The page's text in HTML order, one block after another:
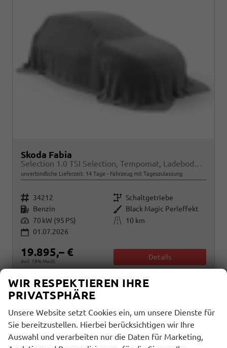
Skoda Fabia
Selection 1.0 TSI Selection, Tempomat, Ladeboden, Park, Winterpaket, SmartLink, 4-J Garantie
unverbindliche Lieferzeit: 14 Tage Fahrzeug mit Tageszulassung
Fahrzeugnr. 34212 Getriebe Schaltgetriebe
Kraftstoff Benzin Außenfarbe Black Magic Perleffekt
Leistung 70 kW (95 PS) Kilometerstand
10 km
01.07.2026
19.895,– €
incl. 19% MwSt.
Details
Verbrauch kombiniert:5,50 l/100km
CO 2 -Klasse: D
CO -Emissionen:123,00 g/km
WIR RESPEKTIEREN IHRE
PRIVATSPHÄRE
Unsere Website setzt Cookies ein, um unsere Dienste für
Sie bereitzustellen. Hierbei berücksichtigen wir Ihre
Auswahl und verarbeiten nur die Daten für Marketing,